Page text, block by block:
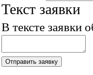
Текст заявки
В тексте заявки